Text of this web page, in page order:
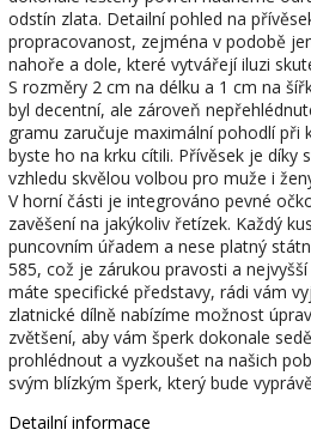
odstín zlata. Detailní pohled na
propracovanost, zejména v podobě
nahoře a dole, které vytvářejí iluzi
S rozměry 2 cm na délku a 1 cm na
byl decentní, ale zároveň
gramu zaručuje maximální pohodlí při
byste ho na krku cítili. Přívěsek je díky
vzhledu skvělou volbou pro muže i
V horní části je integrováno pevné
zavěšení na jakýkoliv řetízek. Každý
puncovním úřadem a nese platný
585, což je zárukou pravosti a
máte specifické představy, rádi vám
zlatnické dílně nabízíme možnost
zvětšení, aby vám šperk dokonale
prohlédnout a vyzkoušet na našich
svým blízkým šperk, který bude
Detailní informace